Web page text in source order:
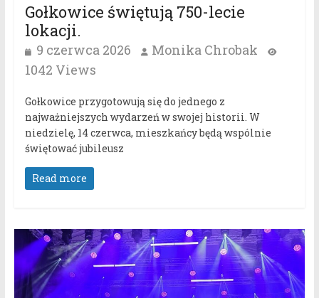
Gołkowice świętują 750-lecie
lokacji.
9 czerwca 2026
Monika Chrobak
1042 Views
Gołkowice przygotowują się do jednego z
najważniejszych wydarzeń w swojej historii. W
niedzielę, 14 czerwca, mieszkańcy będą wspólnie
świętować jubileusz
Read more